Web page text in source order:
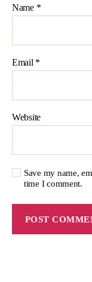
Name *
Email *
Website
Save my name,
time I comment.